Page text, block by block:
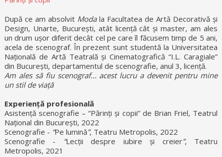
După ce am absolvit Modala Facultatea de Artă Decorativă și
Design, Unarte, București, atât licență cât și master, am ales
un drum ușor diferit decât cel pe care îl făcusem timp de 5 ani,
acela de scenograf. În prezent sunt studentă la Universitatea
Națională de Artă Teatrală și Cinematografică “I.L. Caragiale”
din București, departamentul de scenografie, anul 3, licență.
Am ales să fiu scenograf... acest lucru a devenit pentru mine
un stil de viață
Experiență profesională
Asistență scenografie – “Părinți și copii” de Brian Friel, Teatrul
Național din București, 2022
Scenografie - “Pe lumină”, Teatru Metropolis, 2022
Scenografie -
“Lecții despre iubire și creier”, Teatru
Metropolis, 2021